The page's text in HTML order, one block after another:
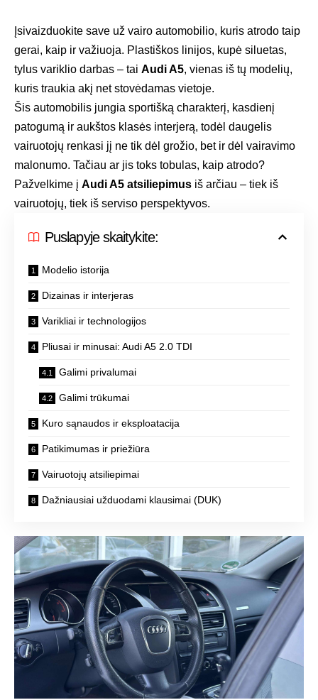
Įsivaizduokite save už vairo automobilio, kuris atrodo taip
gerai, kaip ir važiuoja. Plastiškos linijos, kupė siluetas,
tylus variklio darbas – tai Audi A5, vienas iš tų modelių,
kuris traukia akį net stovėdamas vietoje.
Šis automobilis jungia sportišką charakterį, kasdienį
patogumą ir aukštos klasės interjerą, todėl daugelis
vairuotojų renkasi jį ne tik dėl grožio, bet ir dėl vairavimo
malonumo. Tačiau ar jis toks tobulas, kaip atrodo?
Pažvelkime į Audi A5 atsiliepimus iš arčiau – tiek iš
vairuotojų, tiek iš serviso perspektyvos.
Puslapyje skaitykite:
Modelio istorija
Dizainas ir interjeras
Varikliai ir technologijos
Pliusai ir minusai: Audi A5 2.0 TDI
Galimi privalumai
Galimi trūkumai
Kuro sąnaudos ir eksploatacija
Patikimumas ir priežiūra
Vairuotojų atsiliepimai
Dažniausiai užduodami klausimai (DUK)